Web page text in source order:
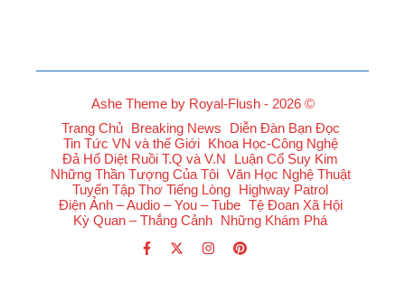
Ashe Theme by Royal-Flush - 2026 ©
Trang Chủ
Breaking News
Diễn Đàn Bạn Đọc
Tin Tức VN và thế Giới
Khoa Học-Công Nghệ
Đả Hổ Diệt Ruồi T.Q và V.N
Luận Cổ Suy Kim
Những Thần Tượng Của Tôi Văn Học Nghệ Thuật
Tuyển Tập Thơ Tiếng Lòng Highway Patrol
Điện Ảnh – Audio – You – Tube Tệ Đoan Xã Hội
Kỳ Quan – Thắng Cảnh Những Khám Phá